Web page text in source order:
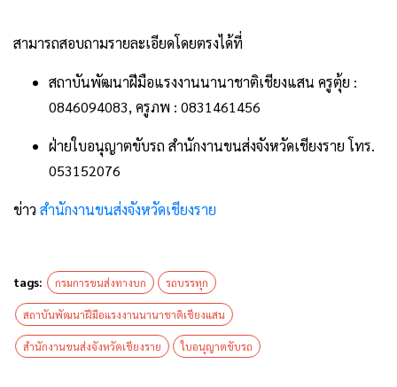
สามารถสอบถามรายละเอียดโดยตรงได้ที่
สถาบันพัฒนาฝีมือแรงงานนานาชาติเชียงแสน ครูตุ้ย :
0846094083, ครูภพ : 0831461456
ฝ่ายใบอนุญาตขับรถ สำนักงานขนส่งจังหวัดเชียงราย โทร.
053152076
ข่าว สำนักงานขนส่งจังหวัดเชียงราย
tags: กรมการขนส่งทางบก รถบรรทุก
สถาบันพัฒนาฝีมือแรงงานนานาชาติเชียงแสน
สำนักงานขนส่งจังหวัดเชียงราย ใบอนุญาตขับรถ